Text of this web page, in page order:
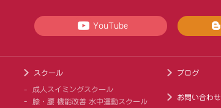
YouTube
スクール
成人スイミングスクール
膝・腰 機能改善 水中運動スクール
ブログ
お問い合わせ